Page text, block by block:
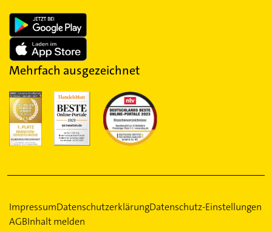
Mehrfach ausgezeichnet
ImpressumDatenschutzerklärungDatenschutz-Einstellungen
AGBInhalt melden